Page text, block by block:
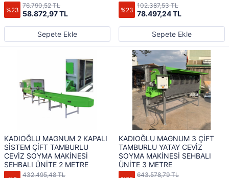
%23 58.872,97 TL
76.790,52 TL
Sepete Ekle
%23 78.497,24 TL
102.387,53 TL
Sepete Ekle
KADIOĞLU MAGNUM 2 KAPALI
SİSTEM ÇİFT TAMBURLU
CEVİZ SOYMA MAKİNESİ
SEHBALI ÜNİTE 2 METRE
432.495,48 TL
KADIOĞLU MAGNUM 3 ÇİFT
TAMBURLU YATAY CEVİZ
SOYMA MAKİNESİ SEHBALI
ÜNİTE 3 METRE
643.578,79 TL